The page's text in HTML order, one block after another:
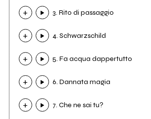
3. Rito di passaggio
4. Schwarzschild
5. Fa acqua dappertutto
6. Dannata magia
7. Che ne sai tu?